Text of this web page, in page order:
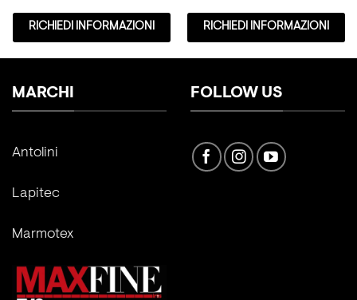
RICHIEDI INFORMAZIONI RICHIEDI INFORMAZIONI
MARCHI
Antolini
Lapitec
Marmotex
FOLLOW US